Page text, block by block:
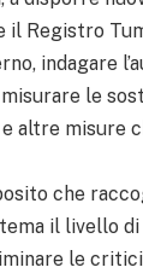
il Registro
indagare
le
altre misure
che
il livello di
le